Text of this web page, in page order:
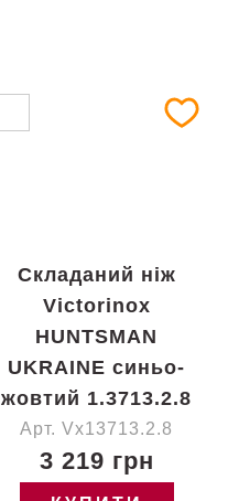
Складаний ніж
Victorinox
HUNTSMAN
UKRAINE синьо-
жовтий 1.3713.2.8
Арт. Vx13713.2.8
3 219 грн